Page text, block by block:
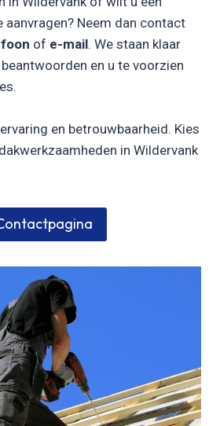
Neem dan contact
of e-mail. We staan klaar
en u te voorzien
en betrouwbaarheid. Kies
in Wildervank